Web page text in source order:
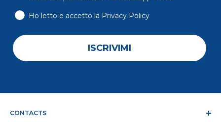
Ho letto e accetto la Privacy Policy
ISCRIVIMI
CONTACTS